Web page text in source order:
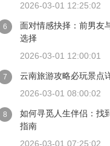
2026-03-01 12:25:02
6
面对情感抉择：前男友
选择
2026-03-01 12:00:01
7
云南旅游攻略必玩景点
2026-03-01 08:00:02
8
如何寻觅人生伴侣：找
指南
2026-03-01 07:25:02